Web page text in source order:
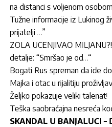
na distanci s voljenom
Tužne informacije iz Lukinog
prijatelji …”
ZOLA UCENJIVAO
detalje: “Smršao je od…“
Bogati Rus spreman da ide
Majka i otac u rijalitiju
Željko pokazuje veliki talenat!
Teška saobraćajna nesreća
SKANDAL U BANJALUCI –